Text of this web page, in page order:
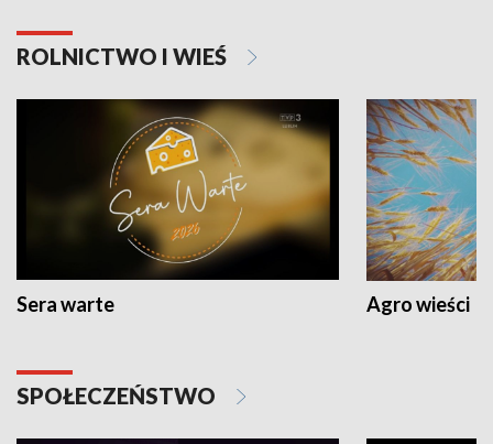
ROLNICTWO I WIEŚ
Sera warte Agro wieści
SPOŁECZEŃSTWO